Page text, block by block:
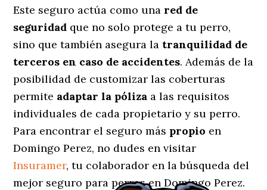
Este seguro actúa como una red de
seguridad que no solo protege a tu perro,
sino que también asegura la tranquilidad de
terceros en caso de accidentes. Además de la
posibilidad de customizar las coberturas
permite adaptar la póliza a las requisitos
individuales de cada propietario y su perro.
Para encontrar el seguro más propio en
Domingo Perez, no dudes en visitar
Insuramer, tu colaborador en la búsqueda del
mejor seguro para perros en Domingo Perez.